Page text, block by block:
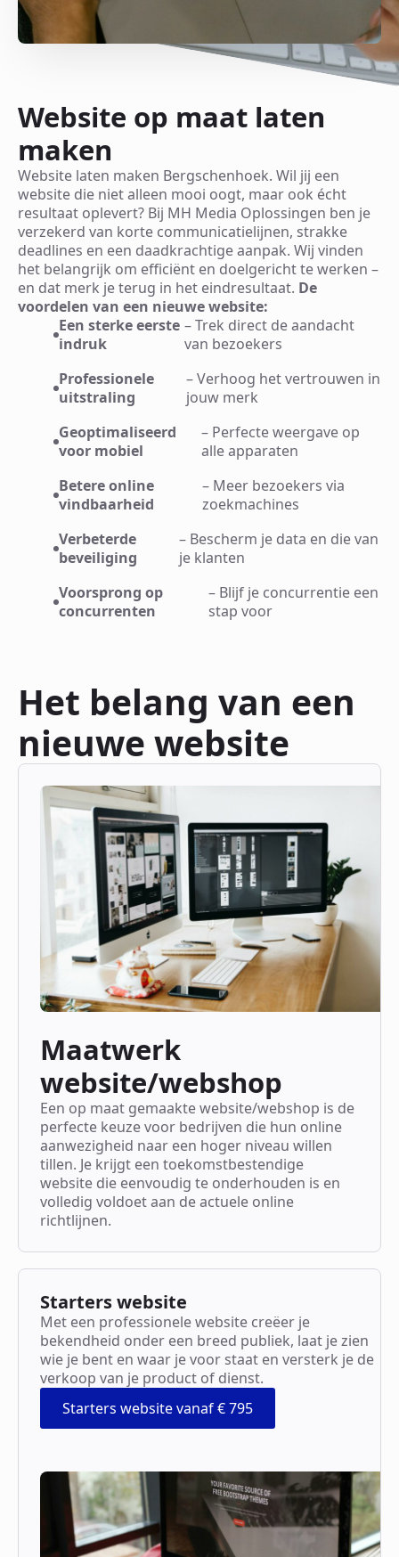
Website op maat laten
maken
Website laten maken Bergschenhoek. Wil jij een
website die niet alleen mooi oogt, maar ook écht
resultaat oplevert? Bij MH Media Oplossingen ben je
verzekerd van korte communicatielijnen, strakke
deadlines en een daadkrachtige aanpak. Wij vinden
het belangrijk om efficiënt en doelgericht te werken –
en dat merk je terug in het eindresultaat. De
voordelen van een nieuwe website:
Een sterke eerste
indruk
– Trek direct de aandacht
van bezoekers
Professionele
uitstraling
– Verhoog het vertrouwen in
jouw merk
Geoptimaliseerd
voor mobiel
– Perfecte weergave op
alle apparaten
Betere online
vindbaarheid
– Meer bezoekers via
zoekmachines
Verbeterde
beveiliging
– Bescherm je data en die van
je klanten
Voorsprong op
concurrenten
– Blijf je concurrentie een
stap voor
Het belang van een
nieuwe website
Starters website
Met een professionele website creëer je
bekendheid onder een breed publiek, laat je zien
wie je bent en waar je voor staat en versterk je de
verkoop van je product of dienst.
Starters website vanaf € 795
Maatwerk
website/webshop
Een op maat gemaakte website/webshop is de
perfecte keuze voor bedrijven die hun online
aanwezigheid naar een hoger niveau willen
tillen. Je krijgt een toekomstbestendige
website die eenvoudig te onderhouden is en
volledig voldoet aan de actuele online
richtlijnen.